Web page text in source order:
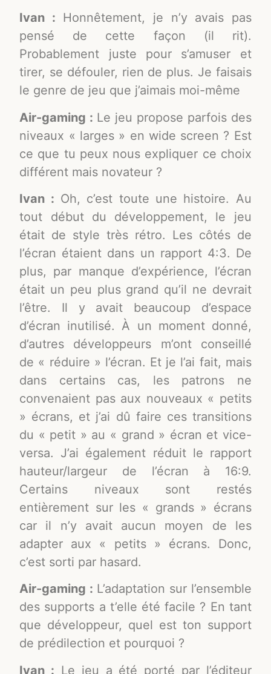
Ivan : Honnêtement, je n’y avais pas
pensé de cette façon (il rit).
Probablement juste pour s’amuser et
tirer, se défouler, rien de plus. Je faisais
le genre de jeu que j’aimais moi-même
Air-gaming : Le jeu propose parfois des
niveaux « larges » en wide screen ? Est
ce que tu peux nous expliquer ce choix
différent mais novateur ?
Ivan : Oh, c’est toute une histoire. Au
tout début du développement, le jeu
était de style très rétro. Les côtés de
l’écran étaient dans un rapport 4:3. De
plus, par manque d’expérience, l’écran
était un peu plus grand qu’il ne devrait
l’être. Il y avait beaucoup d’espace
d’écran inutilisé. À un moment donné,
d’autres développeurs m’ont conseillé
de « réduire » l’écran. Et je l’ai fait, mais
dans certains cas, les patrons ne
convenaient pas aux nouveaux « petits
» écrans, et j’ai dû faire ces transitions
du « petit » au « grand » écran et vice-
versa. J’ai également réduit le rapport
hauteur/largeur de l’écran à 16:9.
Certains niveaux sont restés
entièrement sur les « grands » écrans
car il n’y avait aucun moyen de les
adapter aux « petits » écrans. Donc,
c’est sorti par hasard.
Air-gaming : L’adaptation sur l’ensemble
des supports a t’elle été facile ? En tant
que développeur, quel est ton support
de prédilection et pourquoi ?
Ivan : Le jeu a été porté par l’éditeur